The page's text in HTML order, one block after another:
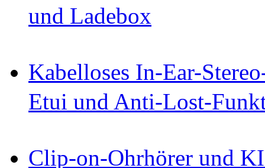
und Ladebox
Kabelloses In-Ear-
Etui und Anti-Lost-
Clip-on-Ohrhörer und